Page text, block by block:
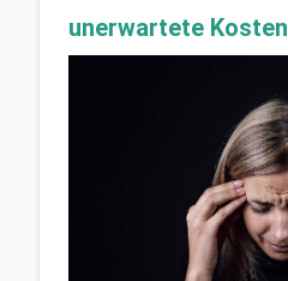
unerwartete Kosten